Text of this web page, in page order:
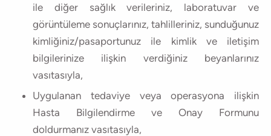
ile diğer sağlık verileriniz, laboratuvar ve
görüntüleme sonuçlarınız, tahlilleriniz, sunduğunuz
kimliğiniz/pasaportunuz ile kimlik ve iletişim
bilgilerinize ilişkin verdiğiniz beyanlarınız
vasıtasıyla,
Uygulanan tedaviye veya operasyona ilişkin
Hasta Bilgilendirme ve Onay Formunu
doldurmanız vasıtasıyla,